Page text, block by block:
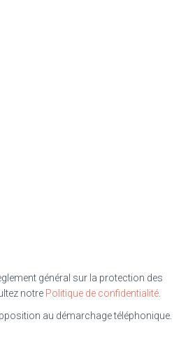
général sur la protection des
notre Politique de confidentialité
au démarchage téléphonique.